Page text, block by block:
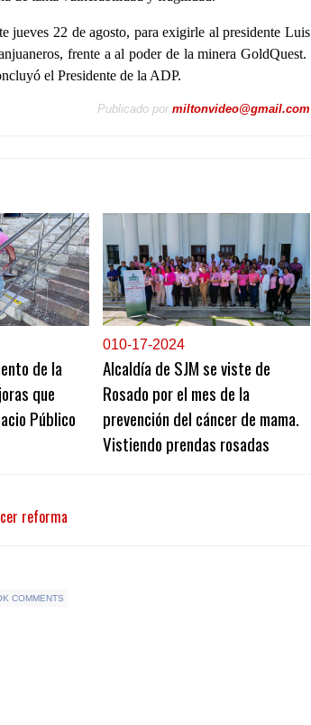
jueves 22 de agosto, para exigirle al presidente Luis
frente a al poder de la minera GoldQuest.
el Presidente de la ADP.
Publicado por miltonvideo@gmail.com
de la
que
Público
010-17-2024
Alcaldía de SJM se viste de
Rosado por el mes de la
prevención del cáncer de mama.
Vistiendo prendas rosadas
reforma
COMMENTS